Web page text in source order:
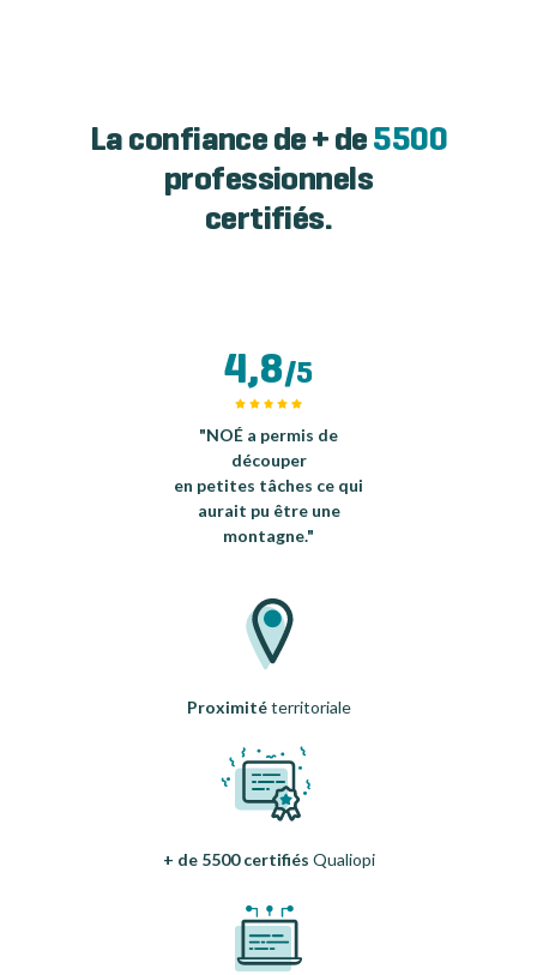
La confiance de + de 5500
professionnels
certifiés.
+ de 5500 certifiés Qualiopi
4,8/5
"NOÉ a permis de
découper
en petites tâches ce qui
aurait pu être une
montagne."
Proximitéterritoriale